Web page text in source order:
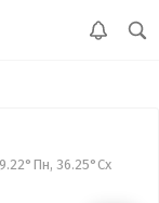
36.25°Сх